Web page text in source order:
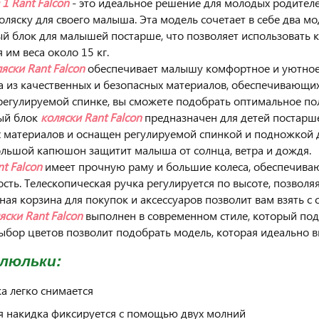
для своего малыша. Эта модель сочетает в себе два
блок для малышей постарше, что позволяет использовать
им веса около 15 кг.
Rant Falconобеспечивает малышу комфортное и
из качественных и безопасных материалов,
спинке, вы сможете подобрать оптимальное
блок коляски Rant Falconпредназначен для детей
материалов и оснащен регулируемой спинкой и
капюшон защитит малыша от солнца, ветра и дождя.
Falconимеет прочную раму и большие колеса,
Телескопическая ручка регулируется по высоте,
корзина для покупок и аксессуаров позволит вам взять
Rant Falconвыполнен в современном стиле, который
цветов позволит подобрать модель, которая идеально
легко снимается
накидка фиксируется с помощью двух молний